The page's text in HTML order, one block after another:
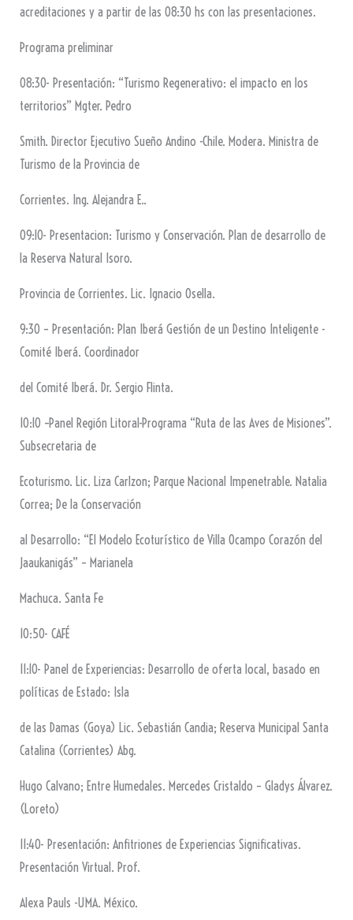
acreditaciones y a partir de las 08:30 hs con las presentaciones.
Programa preliminar
08:30- Presentación: “Turismo Regenerativo: el impacto en los
territorios” Mgter. Pedro
Smith. Director Ejecutivo Sueño Andino -Chile. Modera. Ministra de
Turismo de la Provincia de
Corrientes. Ing. Alejandra E..
09:10- Presentacion: Turismo y Conservación. Plan de desarrollo de
la Reserva Natural Isoro.
Provincia de Corrientes. Lic. Ignacio Osella.
9:30 – Presentación: Plan Iberá Gestión de un Destino Inteligente -
Comité Iberá. Coordinador
del Comité Iberá. Dr. Sergio Flinta.
10:10 –Panel Región Litoral-Programa “Ruta de las Aves de Misiones”.
Subsecretaria de
Ecoturismo. Lic. Liza Carlzon; Parque Nacional Impenetrable. Natalia
Correa; De la Conservación
al Desarrollo: “El Modelo Ecoturístico de Villa Ocampo Corazón del
Jaaukanigás” – Marianela
Machuca. Santa Fe
10:50- CAFÉ
11:10- Panel de Experiencias: Desarrollo de oferta local, basado en
políticas de Estado: Isla
de las Damas (Goya) Lic. Sebastián Candia; Reserva Municipal Santa
Catalina (Corrientes) Abg.
Hugo Calvano; Entre Humedales. Mercedes Cristaldo – Gladys Álvarez.
(Loreto)
11:40- Presentación: Anfitriones de Experiencias Significativas.
Presentación Virtual. Prof.
Alexa Pauls -UMA. México.